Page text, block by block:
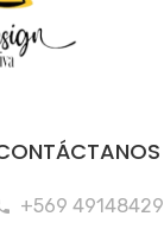
+569 49148429